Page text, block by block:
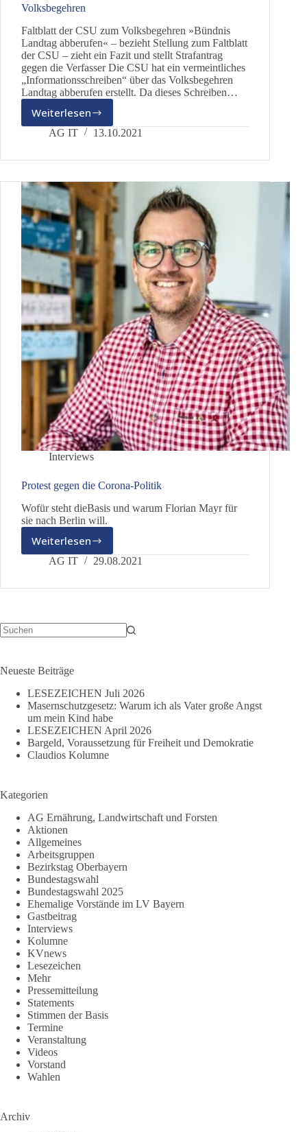
Volksbegehren
Faltblatt der CSU zum Volksbegehren »Bündnis
Landtag abberufen« – bezieht Stellung zum Faltblatt
der CSU – zieht ein Fazit und stellt Strafantrag
gegen die Verfasser Die CSU hat ein vermeintliches
„Informationsschreiben“ über das Volksbegehren
Landtag abberufen erstellt. Da dieses Schreiben…
WeiterlesenVolksbegehren
AG IT 13.10.2021
Interviews
Protest gegen die Corona-Politik
Wofür steht dieBasis und warum Florian Mayr für
sie nach Berlin will.
Weiterlesen
Protest
gegen
Corona-
AG IT 29.08.2021
Neueste Beiträge
LESEZEICHEN Juli 2026
Masernschutzgesetz: Warum ich als Vater große Angst
um mein Kind habe
LESEZEICHEN April 2026
Bargeld, Voraussetzung für Freiheit und Demokratie
Claudios Kolumne
Kategorien
AG Ernährung, Landwirtschaft und Forsten
Aktionen
Allgemeines
Arbeitsgruppen
Bezirkstag Oberbayern
Bundestagswahl
Bundestagswahl 2025
Ehemalige Vorstände im LV Bayern
Gastbeitrag
Interviews
Kolumne
KVnews
Lesezeichen
Mehr
Pressemitteilung
Statements
Stimmen der Basis
Termine
Veranstaltung
Videos
Vorstand
Wahlen
Archiv